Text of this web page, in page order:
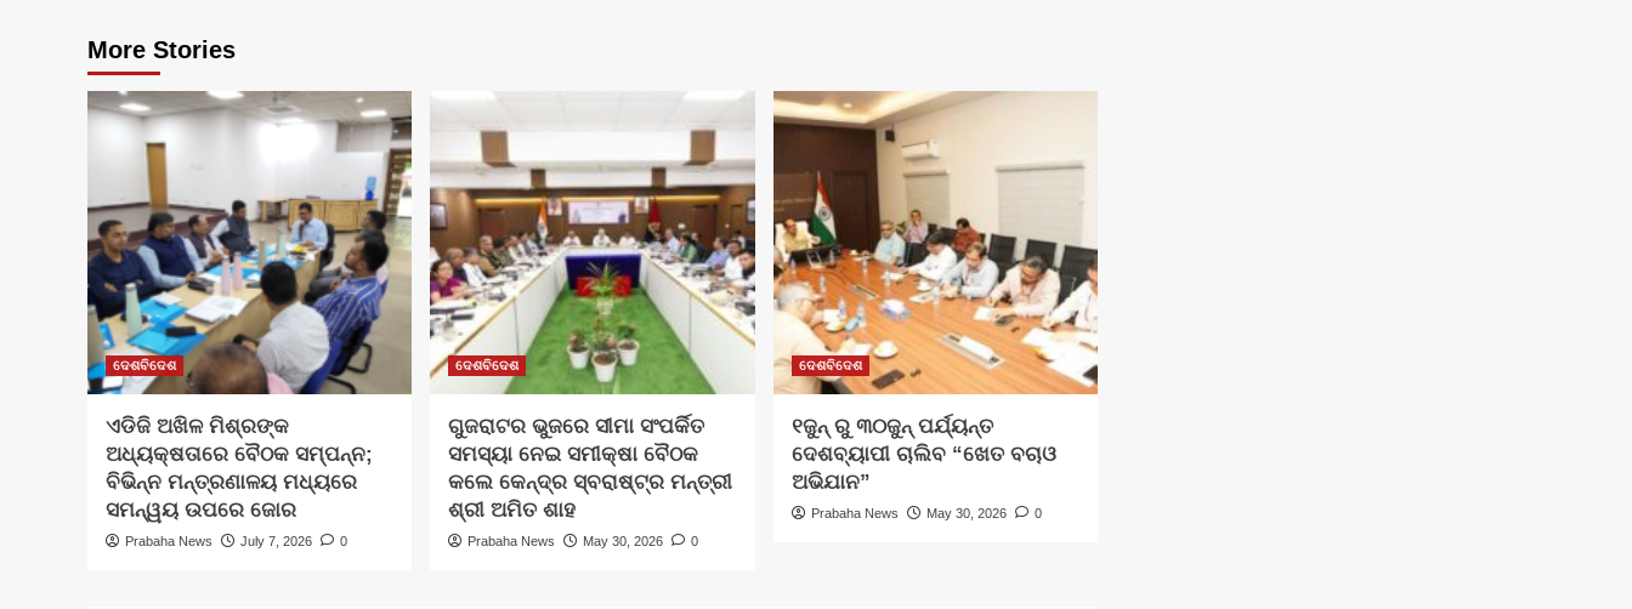
More Stories
ଦେଶବିଦେଶ
ଏଡିଜି ଅଖିଳ ମିଶ୍ରଙ୍କ
ଅଧ୍ୟକ୍ଷତାରେ ବୈଠକ ସମ୍ପନ୍ନ;
ବିଭିନ୍ନ ମନ୍ତ୍ରଣାଳୟ ମଧ୍ୟରେ
ସମନ୍ୱୟ ଉପରେ ଜୋର
Prabaha News July 7, 2026 0
ଦେଶବିଦେଶ
ଗୁଜରାଟର ଭୁଜରେ ସୀମା ସଂପର୍କିତ
ସମସ୍ୟା ନେଇ ସମୀକ୍ଷା ବୈଠକ
କଲେ କେନ୍ଦ୍ର ସ୍ବରାଷ୍ଟ୍ର ମନ୍ତ୍ରୀ
ଶ୍ରୀ ଅମିତ ଶାହ
Prabaha News May 30, 2026 0
ଦେଶବିଦେଶ
୧ଜୁନ୍‌ ରୁ ୩୦ଜୁନ୍‌ ପର୍ଯ୍ୟନ୍ତ
ଦେଶବ୍ୟାପୀ ଚାଲିବ “ଖେତ ବଚାଓ
ଅଭିଯାନ”
Prabaha News May 30, 2026 0